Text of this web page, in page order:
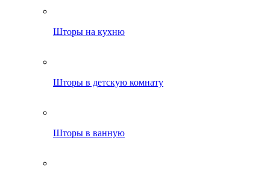
Шторы на кухню
Шторы в детскую комнату
Шторы в ванную